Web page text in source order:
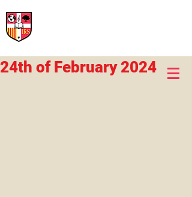
24th of February 2024